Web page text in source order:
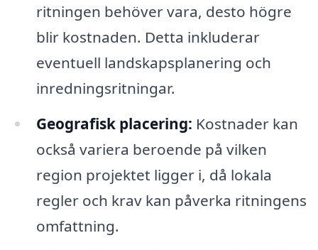
ritningen behöver vara, desto högre
blir kostnaden. Detta inkluderar
eventuell landskapsplanering och
inredningsritningar.
Geografisk placering: Kostnader kan
också variera beroende på vilken
region projektet ligger i, då lokala
regler och krav kan påverka ritningens
omfattning.